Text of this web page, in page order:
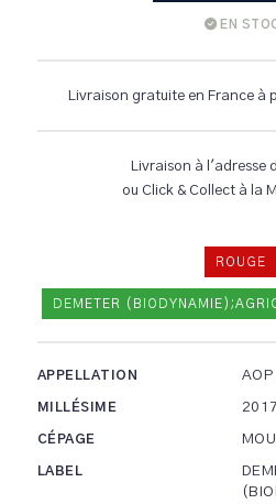
EN
Livraison gratuite en France
Livraison à l'adresse
ou Click & Collect à la
ROUGE
DEMETER
APPELLATION AOP
MILLÉSIME 2017
CÉPAGE
LABEL